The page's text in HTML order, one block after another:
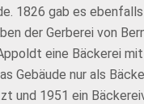
1826 gab es
der Gerberei von
eine Bäckerei mit
Gebäude nur als
und 1951 ein